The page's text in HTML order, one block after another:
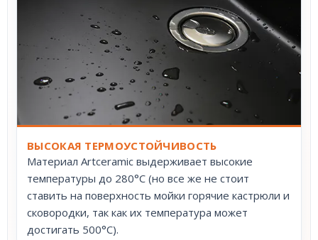
ВЫСОКАЯ ТЕРМОУСТОЙЧИВОСТЬ
Материал Artceramic выдерживает высокие
температуры до 280°С (но все же не стоит
ставить на поверхность мойки горячие кастрюли и
сковородки, так как их температура может
достигать 500°С).